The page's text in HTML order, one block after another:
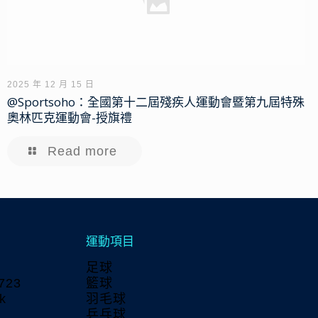
2025 年 12 月 15 日
@Sportsoho：全國第十二屆殘疾人運動會暨第九屆特殊
奧林匹克運動會-授旗禮
Read more
運動項目
足球
籃球
羽毛球
乒乓球